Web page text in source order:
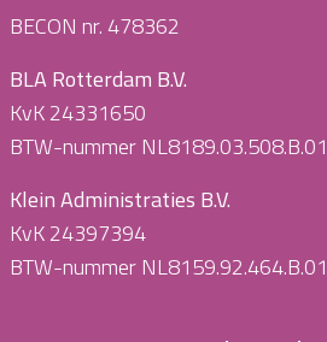
BECON nr. 478362
BLA Rotterdam B.V.
KvK 24331650
BTW-nummer NL8189.03.508.B.01
Klein Administraties B.V.
KvK 24397394
BTW-nummer NL8159.92.464.B.01